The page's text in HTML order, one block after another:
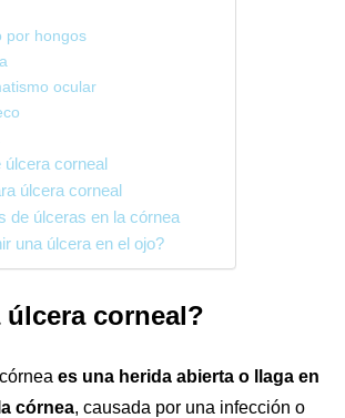
por hongos
ocular
úlcera corneal
úlcera corneal
de úlceras en la córnea
una úlcera en el ojo?
úlcera corneal?
es una herida abierta o llaga en
córnea, causada por una infección o